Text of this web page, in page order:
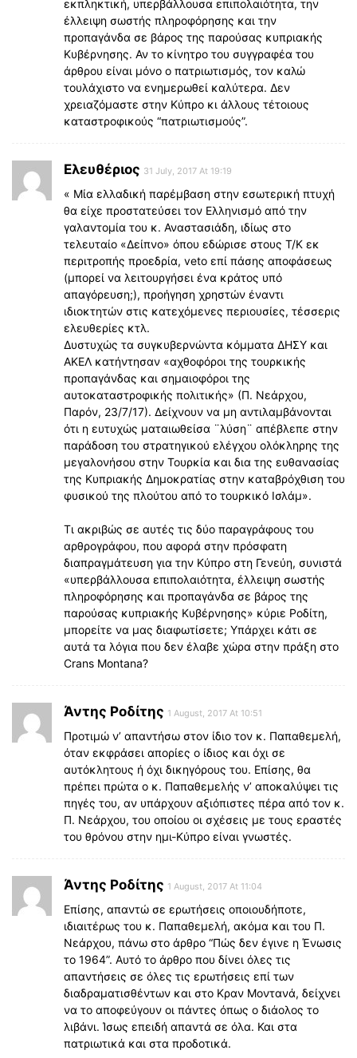
εκπληκτική, υπερβάλλουσα επιπολαιότητα, την
έλλειψη σωστής πληροφόρησης και την
προπαγάνδα σε βάρος της παρούσας κυπριακής
Κυβέρνησης. Αν το κίνητρο του συγγραφέα του
άρθρου είναι μόνο ο πατριωτισμός, τον καλώ
τουλάχιστο να ενημερωθεί καλύτερα. Δεν
χρειαζόμαστε στην Κύπρο κι άλλους τέτοιους
καταστροφικούς “πατριωτισμούς”.
Ελευθέριος 31 July, 2017 At 19:19
« Μία ελλαδική παρέμβαση στην εσωτερική πτυχή
θα είχε προστατεύσει τον Ελληνισμό από την
γαλαντομία του κ. Αναστασιάδη, ιδίως στο
τελευταίο «Δείπνο» όπου εδώρισε στους Τ/Κ εκ
περιτροπής προεδρία, veto επί πάσης αποφάσεως
(μπορεί να λειτουργήσει ένα κράτος υπό
απαγόρευση;), προήγηση χρηστών έναντι
ιδιοκτητών στις κατεχόμενες περιουσίες, τέσσερις
ελευθερίες κτλ.
Δυστυχώς τα συγκυβερνώντα κόμματα ΔΗΣΥ και
ΑΚΕΛ κατήντησαν «αχθοφόροι της τουρκικής
προπαγάνδας και σημαιοφόροι της
αυτοκαταστροφικής πολιτικής» (Π. Νεάρχου,
Παρόν, 23/7/17). Δείχνουν να μη αντιλαμβάνονται
ότι η ευτυχώς ματαιωθείσα ¨λύση¨ απέβλεπε στην
παράδοση του στρατηγικού ελέγχου ολόκληρης της
μεγαλονήσου στην Τουρκία και δια της ευθανασίας
της Κυπριακής Δημοκρατίας στην καταβρόχθιση του
φυσικού της πλούτου από το τουρκικό Ισλάμ».
Τι ακριβώς σε αυτές τις δύο παραγράφους του
αρθρογράφου, που αφορά στην πρόσφατη
διαπραγμάτευση για την Κύπρο στη Γενεύη, συνιστά
«υπερβάλλουσα επιπολαιότητα, έλλειψη σωστής
πληροφόρησης και προπαγάνδα σε βάρος της
παρούσας κυπριακής Κυβέρνησης» κύριε Ροδίτη,
μπορείτε να μας διαφωτίσετε; Υπάρχει κάτι σε
αυτά τα λόγια που δεν έλαβε χώρα στην πράξη στο
Crans Montana?
Άντης Ροδίτης 1 August, 2017 At 10:51
Προτιμώ ν’ απαντήσω στον ίδιο τον κ. Παπαθεμελή,
όταν εκφράσει απορίες ο ίδιος και όχι σε
αυτόκλητους ή όχι δικηγόρους του. Επίσης, θα
πρέπει πρώτα ο κ. Παπαθεμελής ν’ αποκαλύψει τις
πηγές του, αν υπάρχουν αξιόπιστες πέρα από τον κ.
Π. Νεάρχου, του οποίου οι σχέσεις με τους εραστές
του θρόνου στην ημι-Κύπρο είναι γνωστές.
Άντης Ροδίτης 1 August, 2017 At 11:04
Επίσης, απαντώ σε ερωτήσεις οποιουδήποτε,
ιδιαιτέρως του κ. Παπαθεμελή, ακόμα και του Π.
Νεάρχου, πάνω στο άρθρο “Πώς δεν έγινε η Ένωσις
το 1964”. Αυτό το άρθρο που δίνει όλες τις
απαντήσεις σε όλες τις ερωτήσεις επί των
διαδραματισθέντων και στο Κραν Μοντανά, δείχνει
να το αποφεύγουν οι πάντες όπως ο διάολος το
λιβάνι. Ίσως επειδή απαντά σε όλα. Και στα
πατριωτικά και στα προδοτικά.